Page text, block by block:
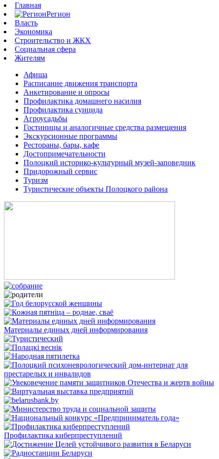
Главная
Регион
Власть
Экономика
Строительство и ЖКХ
Социальная сфера
Жителям
Афиша
Расписание движения транспорта
Анкетирование и опросы
Профилактика домашнего насилия
Профилактика суицида
Агроусадьбы
Гостиницы и аналогичные средства размещения
Экскурсионные программы
Рестораны, бары, кафе
Достопримечательности
Полоцкий историко-культурный музей-заповедник
Придорожный сервис
Туризм
Туристические объекты Полоцкого района
Материалы единых дней информирования
Профилактика киберпреступлений